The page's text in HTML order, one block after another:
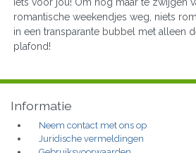
romantische weekendjes weg, niets
in een transparante bubbel met alleen
plafond!
Informatie
Neem contact met ons op
Juridische vermeldingen